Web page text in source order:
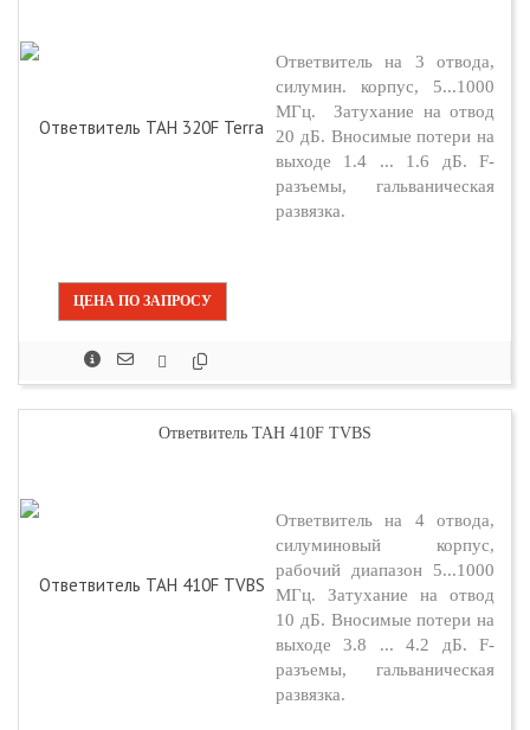
ЦЕНА ПО ЗАПРОСУ
Ответвитель на 3 отвода,
силумин. корпус, 5...1000
МГц. Затухание на отвод
20 дБ. Вносимые потери на
выходе 1.4 ... 1.6 дБ. F-
разъемы, гальваническая
развязка.
Ответвитель TAH 410F TVBS
Ответвитель на 4 отвода,
силуминовый корпус,
рабочий диапазон 5...1000
МГц. Затухание на отвод
10 дБ. Вносимые потери на
выходе 3.8 ... 4.2 дБ. F-
разъемы, гальваническая
развязка.